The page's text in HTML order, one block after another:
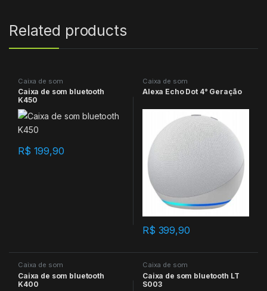
Related products
Caixa de som
Caixa de som bluetooth
K450
R$ 199,90
Caixa de som
Alexa Echo Dot 4° Geração
R$ 399,90
Caixa de som
Caixa de som bluetooth
K400
Caixa de som
Caixa de som bluetooth LT
S003